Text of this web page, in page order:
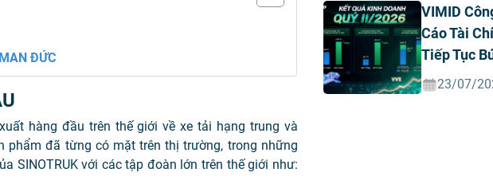
ĐỨC
hàng đầu trên thế giới về xe tải hạng trung và
phẩm đã từng có mặt trên thị trường, trong những
SINOTRUK với các tập đoàn lớn trên thế giới như:
VIMID
Cáo Tài
Tiếp Tục
Nhận23/07/